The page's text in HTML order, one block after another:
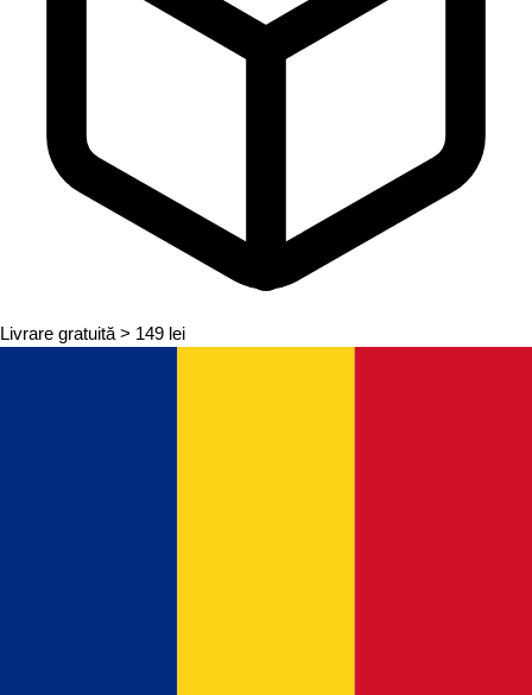
Livrare gratuită > 149 lei